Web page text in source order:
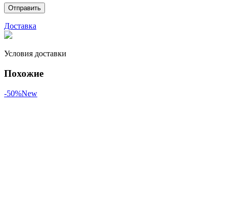
Доставка
Условия доставки
Похожие
-50%New